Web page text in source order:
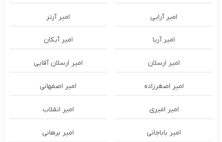
امیر آرایی امیر آرتر
امیر آریا امیر آیکان
امیر ارسلان امیر ارسلان آقایی
امیر اصغرزاده امیر اصفهانی
امیر امیری امیر انقلاب
امیر باباجانی امیر برهانی